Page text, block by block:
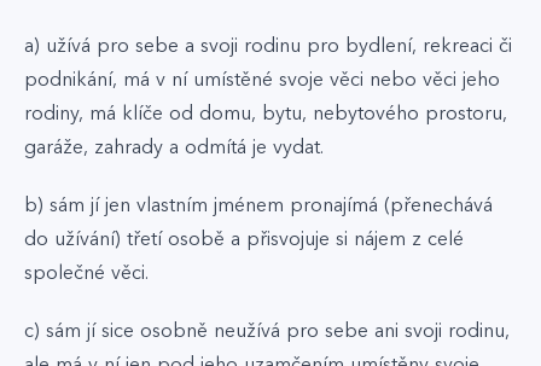
a) užívá pro sebe a svoji rodinu pro bydlení, rekreaci či
podnikání, má v ní umístěné svoje věci nebo věci jeho
rodiny, má klíče od domu, bytu, nebytového prostoru,
garáže, zahrady a odmítá je vydat.
b) sám jí jen vlastním jménem pronajímá (přenechává
do užívání) třetí osobě a přisvojuje si nájem z celé
společné věci.
c) sám jí sice osobně neužívá pro sebe ani svoji rodinu,